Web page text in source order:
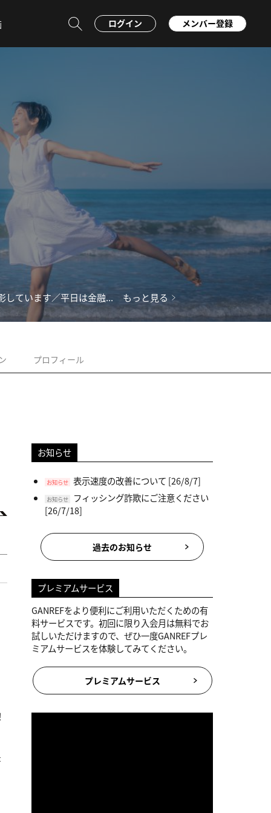
ログイン メンバー登録
しています／平日は金融... もっと見る
プロフィール
お知らせ
お知らせ 表示速度の改善について [26/8/7]
お知らせ
フィッシング詐欺にご注意ください
[26/7/18]
過去のお知らせ
プレミアムサービス
GANREFをより便利にご利用いただくための有
料サービスです。初回に限り入会月は無料でお
試しいただけますので、ぜひ一度GANREFプレ
ミアムサービスを体験してみてください。
プレミアムサービス